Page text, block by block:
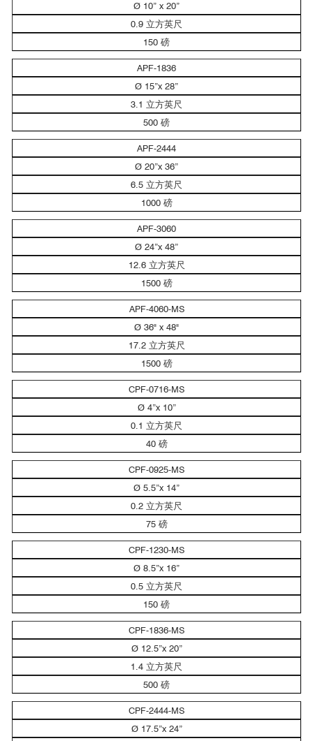
Ø 10” x 20”
0.9 立方英尺
150 磅
APF-1836
Ø 15”x 28”
3.1 立方英尺
500 磅
APF-2444
Ø 20”x 36”
6.5 立方英尺
1000 磅
APF-3060
Ø 24”x 48”
12.6 立方英尺
1500 磅
APF-4060-MS
Ø 36" x 48"
17.2 立方英尺
1500 磅
CPF-0716-MS
Ø 4”x 10”
0.1 立方英尺
40 磅
CPF-0925-MS
Ø 5.5”x 14”
0.2 立方英尺
75 磅
CPF-1230-MS
Ø 8.5”x 16”
0.5 立方英尺
150 磅
CPF-1836-MS
Ø 12.5”x 20”
1.4 立方英尺
500 磅
CPF-2444-MS
Ø 17.5”x 24”